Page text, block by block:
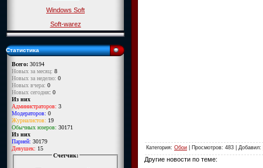
Windows Soft
Soft-warez
Статистика
Всего:30194
Новых за месяц:8
Новых за неделю:0
Новых вчера:0
Новых сегодня: 0
Из них
Администраторов:3
Модераторов:0
Журналистов:19
Обычных юзеров:30171
Из них
Парней:30179
Девушек:15
Счетчик:
Категория: Обои Просмотров: 483 | Добавил:
Другие новости по теме: